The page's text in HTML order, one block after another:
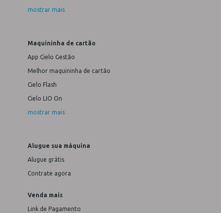
mostrar mais
Maquininha de cartão
App Cielo Gestão
Melhor maquininha de cartão
Cielo Flash
Cielo LIO On
mostrar mais
Alugue sua máquina
Alugue grátis
Contrate agora
Venda mais
Link de Pagamento